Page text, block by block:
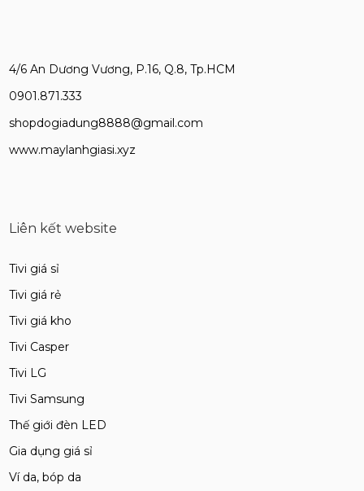
4/6 An Dương Vương, P.16, Q.8, Tp.HCM
0901.871.333
shopdogiadung8888@gmail.com
www.maylanhgiasi.xyz
Liên kết website
Tivi giá sỉ
Tivi giá rẻ
Tivi giá kho
Tivi Casper
Tivi LG
Tivi Samsung
Thế giới đèn LED
Gia dụng giá sỉ
Ví da, bóp da